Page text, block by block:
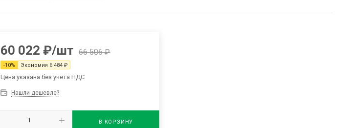
60 022 ₽/шт 66 506₽
-10% Экономия 6 484 ₽
Цена указана без учета НДС
Нашли дешевле?
В КОРЗИНУ